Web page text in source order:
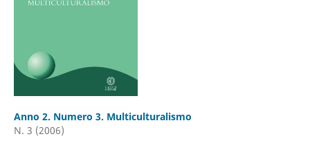
Anno 2. Numero 3. Multiculturalismo
N. 3 (2006)